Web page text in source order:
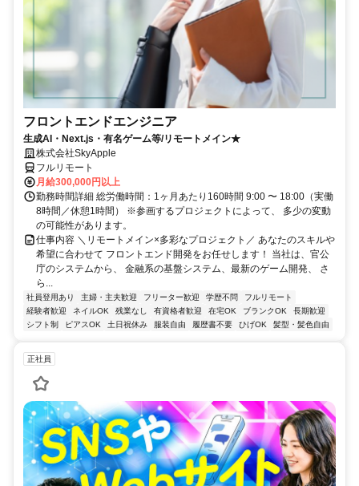
フロントエンドエンジニア
生成AI・Next.js・有名ゲーム等/リモートメイン★
株式会社SkyApple
フルリモート
月給300,000円以上
勤務時間詳細 総労働時間：1ヶ月あたり160時間 9:00 〜 18:00（実働
8時間／休憩1時間） ※参画するプロジェクトによって、 多少の変動
の可能性があります。
仕事内容 ＼リモートメイン×多彩なプロジェクト／ あなたのスキルや
希望に合わせて フロントエンド開発をお任せします！ 当社は、官公
庁のシステムから、 金融系の基盤システム、最新のゲーム開発、 さ
ら...
社員登用あり 主婦・主夫歓迎 フリーター歓迎 学歴不問
フルリモート
経験者歓迎
ネイルOK 残業なし 有資格者歓迎 在宅OK ブランクOK
長期歓迎
シフト制
ピアスOK 土日祝休み 服装自由 履歴書不要 ひげOK 髪型・髪色自由
正社員